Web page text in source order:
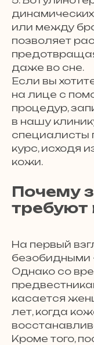
или между
позволяет
даже во сне.
Если вы
на лице с
процедур,
в нашу
специалисты
курс, исходя
кожи.
Почему
требуют
На первый
безобидными
Однако со
касается
лет, когда
Кроме того,